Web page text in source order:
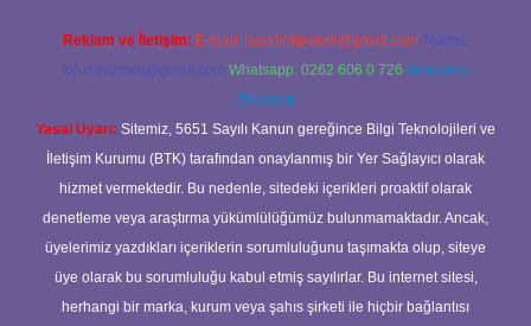
Reklam ve İletişim: E-mail: backlinkpaneli@gmail.com Teams:
forumhizmeti@gmail.com Whatsapp: 0262 606 0 726 Telegram:
@karabul
Yasal Uyarı: Sitemiz, 5651 Sayılı Kanun gereğince Bilgi Teknolojileri ve
İletişim Kurumu (BTK) tarafından onaylanmış bir Yer Sağlayıcı olarak
hizmet vermektedir. Bu nedenle, sitedeki içerikleri proaktif olarak
denetleme veya araştırma yükümlülüğümüz bulunmamaktadır. Ancak,
üyelerimiz yazdıkları içeriklerin sorumluluğunu taşımakta olup, siteye
üye olarak bu sorumluluğu kabul etmiş sayılırlar. Bu internet sitesi,
herhangi bir marka, kurum veya şahıs şirketi ile hiçbir bağlantısı